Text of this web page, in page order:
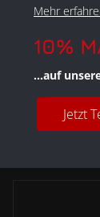
Mehr
10%
...auf
Jetzt